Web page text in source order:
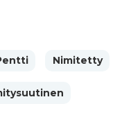
Nimitetty